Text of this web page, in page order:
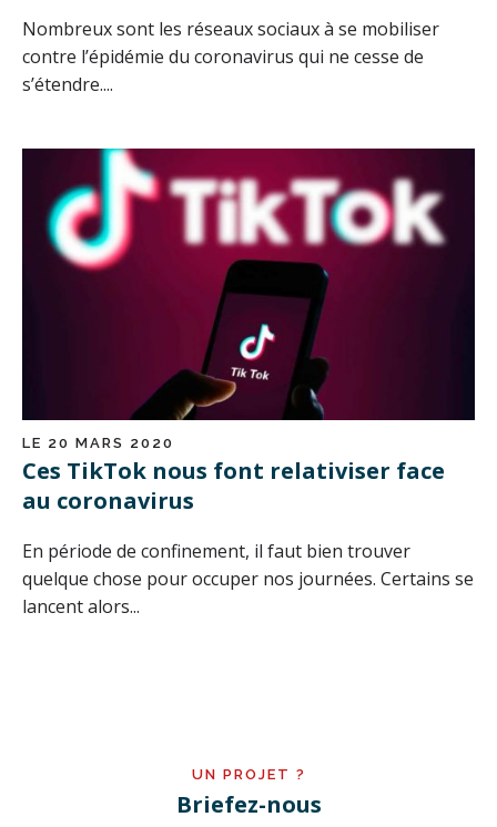
Nombreux sont les réseaux sociaux à se mobiliser
contre l’épidémie du coronavirus qui ne cesse de
s’étendre....
LE 20 MARS 2020
Ces TikTok nous font relativiser face
au coronavirus
En période de confinement, il faut bien trouver
quelque chose pour occuper nos journées. Certains se
lancent alors...
UN PROJET ?
Briefez-nous